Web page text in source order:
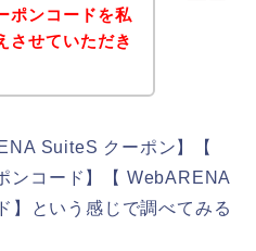
ポンコードを私
させていただき
SuiteS クーポン】【
ンコード】【 WebARENA
】という感じで調べてみる